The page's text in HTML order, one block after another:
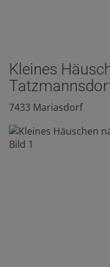
Kleines
7433 Mariasdorf